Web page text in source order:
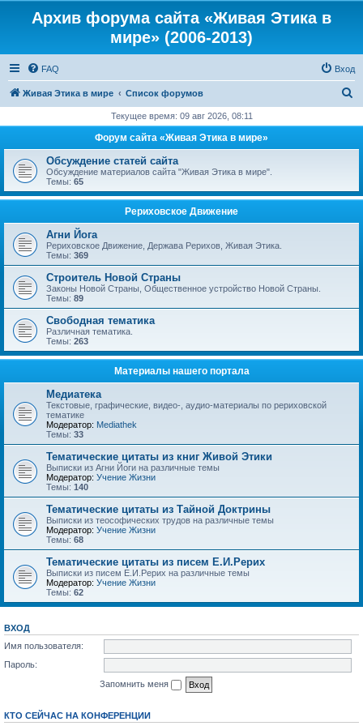
Архив форума сайта «Живая Этика в
мире» (2006-2013)
FAQ Вход
Живая Этика в мире Список форумов
с
Текущее время: 09 авг 2026, 08:11
Форум сайта «Живая Этика в мире»
Обсуждение статей сайта
Обсуждение материалов сайта "Живая Этика в мире".
Темы: 65
Рериховское Движение
Агни Йога
Рериховское Движение, Держава Рерихов, Живая Этика.
Темы: 369
Строитель Новой Страны
Законы Новой Страны, Общественное устройство Новой Страны.
Темы: 89
Свободная тематика
Различная тематика.
Темы: 263
Материалы нашего портала
Медиатека
Текстовые, графические, видео-, аудио-материалы по рериховской
тематике
Модератор: Mediathek
Темы: 33
Тематические цитаты из книг Живой Этики
Выписки из Агни Йоги на различные темы
Модератор: Учение Жизни
Темы: 140
Тематические цитаты из Тайной Доктрины
Выписки из теософических трудов на различные темы
Модератор: Учение Жизни
Темы: 68
Тематические цитаты из писем Е.И.Рерих
Выписки из писем Е.И.Рерих на различные темы
Модератор: Учение Жизни
Темы: 62
ВХОД
Имя пользователя:
Пароль:
Запомнить меня
КТО СЕЙЧАС НА КОНФЕРЕНЦИИ